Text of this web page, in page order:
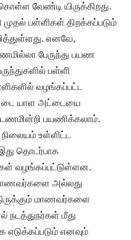
வேண்டி யிருக்கிறது.
பள்ளிகள் திறக்கப்படும்
எனவே,
பேருந்து பயண
பள்ளி
வழங்கப்பட்ட
அடை யாள அட்டையை
பயணிக்கலாம்.
உள்ளிட்ட
தொடர்பாக
வழங்கப்பட்டுள்ளன.
அல்லது
மாணவர்களை
நடத்துநர்கள் மீது
எடுக்கப்படும் எனவும்